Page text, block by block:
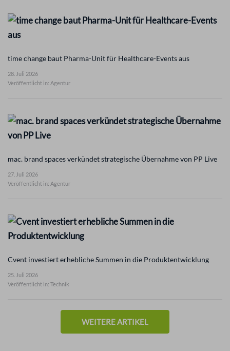
time change baut Pharma-Unit für Healthcare-Events aus
28. Juli 2026
Veröffentlicht in: Agentur
mac. brand spaces verkündet strategische Übernahme von PP Live
27. Juli 2026
Veröffentlicht in: Agentur
Cvent investiert erhebliche Summen in die Produktentwicklung
25. Juli 2026
Veröffentlicht in: Technik
WEITERE ARTIKEL